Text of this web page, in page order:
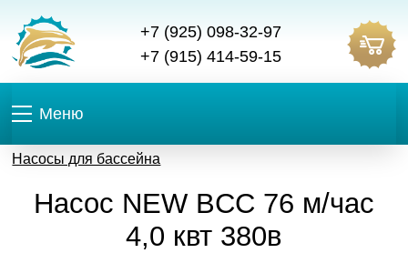
+7 (925) 098-32-97
+7 (915) 414-59-15
Меню
Насосы для бассейна
Насос NEW BCC 76 м/час
4,0 квт 380в